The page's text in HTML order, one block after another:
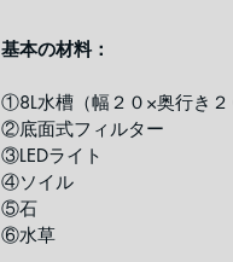
基本の材料：
①8L水槽（幅２０×奥行き２
②底面式フィルター
③LEDライト
④ソイル
⑤石
⑥水草